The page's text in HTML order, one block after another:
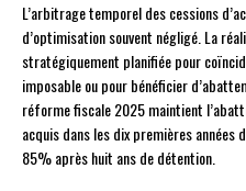
L’arbitrage temporel des cessions
d’optimisation souvent négligé. La
stratégiquement planifiée pour
imposable ou pour bénéficier
réforme fiscale 2025 maintient
acquis dans les dix premières années
85% après huit ans de détention.